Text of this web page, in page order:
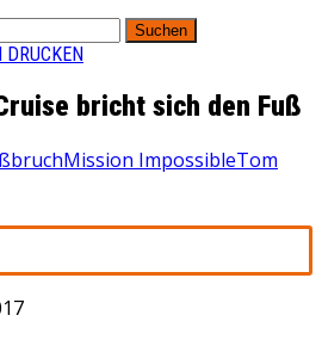
DRUCKEN
bricht sich den Fuß
Mission ImpossibleTom